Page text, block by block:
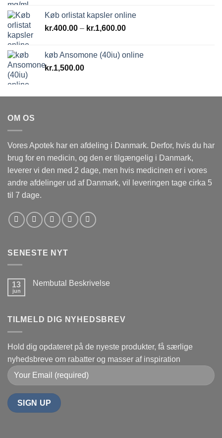
Køb orlistat kapsler online
kr.400.00 – kr.1,600.00Prisinterval:
kr.1,600.00
køb Ansomone (40iu) online
kr.1,500.00
OM OS
Vores Apotek har en afdeling i Danmark. Derfor, hvis du har
brug for en medicin, og den er tilgængelig i Danmark,
leverer vi den med 2 dage, men hvis medicinen er i vores
andre afdelinger ud af Danmark, vil leveringen tage cirka 5
til 7 dage.
SENESTE NYT
13
jun
Nembutal Beskrivelse
Beskrivelse
TILMELD DIG NYHEDSBREV
Hold dig opdateret på de nyeste produkter, få særlige
nyhedsbreve om rabatter og masser af inspiration